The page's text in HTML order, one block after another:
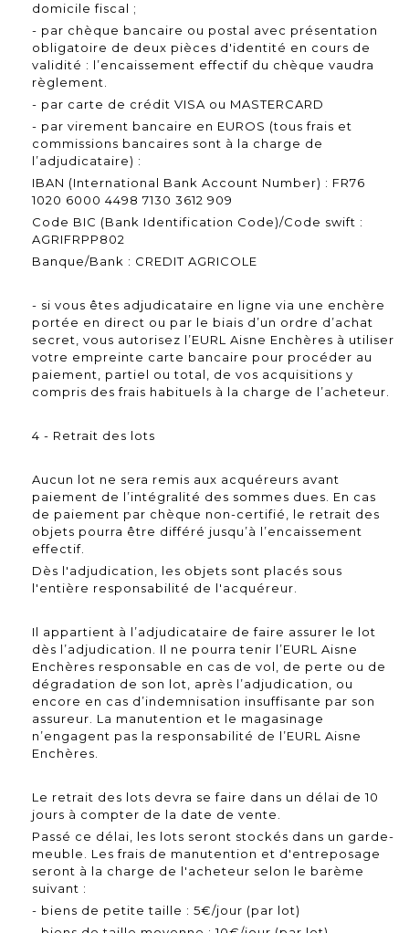
domicile fiscal ;
- par chèque bancaire ou postal avec présentation
obligatoire de deux pièces d'identité en cours de
validité : l’encaissement effectif du chèque vaudra
règlement.
- par carte de crédit VISA ou MASTERCARD
- par virement bancaire en EUROS (tous frais et
commissions bancaires sont à la charge de
l’adjudicataire) :
IBAN (International Bank Account Number) : FR76
1020 6000 4498 7130 3612 909
Code BIC (Bank Identification Code)/Code swift :
AGRIFRPP802
Banque/Bank : CREDIT AGRICOLE
- si vous êtes adjudicataire en ligne via une enchère
portée en direct ou par le biais d’un ordre d’achat
secret, vous autorisez l’EURL Aisne Enchères à utiliser
votre empreinte carte bancaire pour procéder au
paiement, partiel ou total, de vos acquisitions y
compris des frais habituels à la charge de l’acheteur.
4 - Retrait des lots
Aucun lot ne sera remis aux acquéreurs avant
paiement de l’intégralité des sommes dues. En cas
de paiement par chèque non-certifié, le retrait des
objets pourra être différé jusqu’à l’encaissement
effectif.
Dès l'adjudication, les objets sont placés sous
l'entière responsabilité de l'acquéreur.
Il appartient à l’adjudicataire de faire assurer le lot
dès l’adjudication. Il ne pourra tenir l’EURL Aisne
Enchères responsable en cas de vol, de perte ou de
dégradation de son lot, après l’adjudication, ou
encore en cas d’indemnisation insuffisante par son
assureur. La manutention et le magasinage
n’engagent pas la responsabilité de l’EURL Aisne
Enchères.
Le retrait des lots devra se faire dans un délai de 10
jours à compter de la date de vente.
Passé ce délai, les lots seront stockés dans un garde-
meuble. Les frais de manutention et d'entreposage
seront à la charge de l'acheteur selon le barème
suivant :
- biens de petite taille : 5€/jour (par lot)